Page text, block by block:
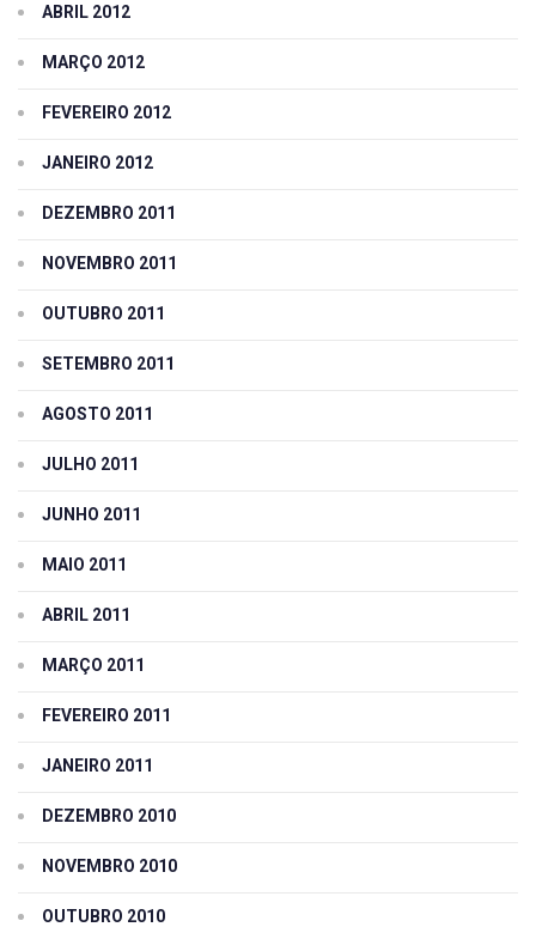
ABRIL 2012
MARÇO 2012
FEVEREIRO 2012
JANEIRO 2012
DEZEMBRO 2011
NOVEMBRO 2011
OUTUBRO 2011
SETEMBRO 2011
AGOSTO 2011
JULHO 2011
JUNHO 2011
MAIO 2011
ABRIL 2011
MARÇO 2011
FEVEREIRO 2011
JANEIRO 2011
DEZEMBRO 2010
NOVEMBRO 2010
OUTUBRO 2010